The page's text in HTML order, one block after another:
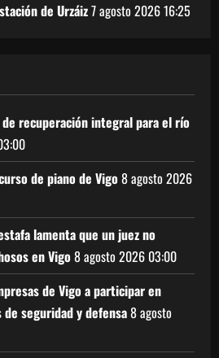
de Urzáiz7 agosto 202616:25
de recuperación integral para el río
de piano de Vigo8 agosto 2026
lamenta que un juez no
en Vigo8 agosto 2026 03:00
de Vigo a participar en
seguridad y defensa8 agosto